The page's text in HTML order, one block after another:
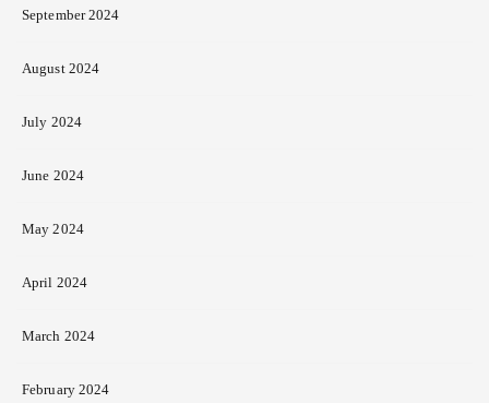
September 2024
August 2024
July 2024
June 2024
May 2024
April 2024
March 2024
February 2024